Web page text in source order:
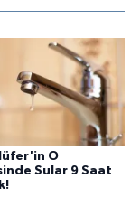
O
Sular 9 Saat